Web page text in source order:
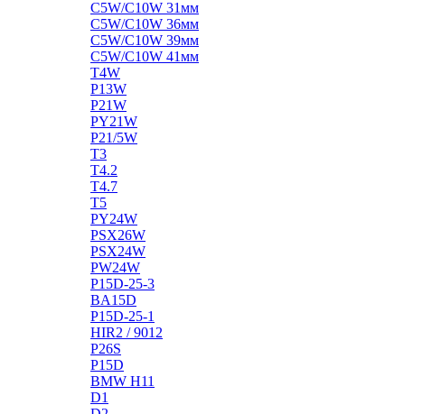
C5W/C10W 31мм
C5W/C10W 36мм
C5W/C10W 39мм
C5W/C10W 41мм
T4W
P13W
P21W
PY21W
P21/5W
T3
T4.2
T4.7
T5
PY24W
PSX26W
PSX24W
PW24W
P15D-25-3
BA15D
P15D-25-1
HIR2 / 9012
P26S
P15D
BMW H11
D1